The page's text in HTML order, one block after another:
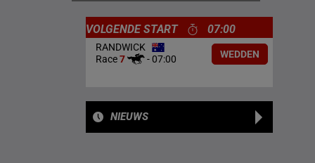
VOLGENDE START 07:00
RANDWICK
Race7 -07:00 WEDDEN
NIEUWS